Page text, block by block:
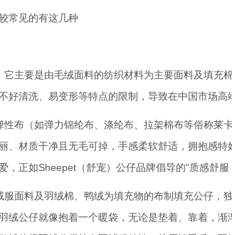
常见的有这几种
主要是由毛绒面料的纺织材料为主要面料及填充
好清洗、易变形等特点的限制，导致在中国市场高
布（如弹力锦纶布、涤纶布、拉架棉布等俗称
、材质干净且无毛可掉，手感柔软舒适，拥抱感
，正如Sheepet（舒宠）公仔品牌倡导的“质感舒服
面料及羽绒棉、鸭绒为填充物的布制填充公仔，
绒公仔就像抱着一个暖袋，无论是垫着、靠着，